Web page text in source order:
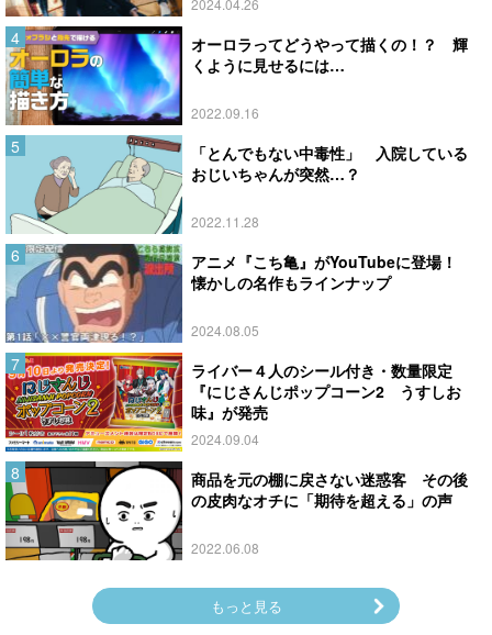
オーロラってどうやって描くの！？ 輝
くように見せるには…
2022.09.16
「とんでもない中毒性」 入院している
おじいちゃんが突然…？
2022.11.28
アニメ『こち亀』がYouTubeに登場！
懐かしの名作もラインナップ
2024.08.05
ライバー４人のシール付き・数量限定
『にじさんじポップコーン2 うすしお
味』が発売
2024.09.04
商品を元の棚に戻さない迷惑客 その後
の皮肉なオチに「期待を超える」の声
2022.06.08
もっと見る